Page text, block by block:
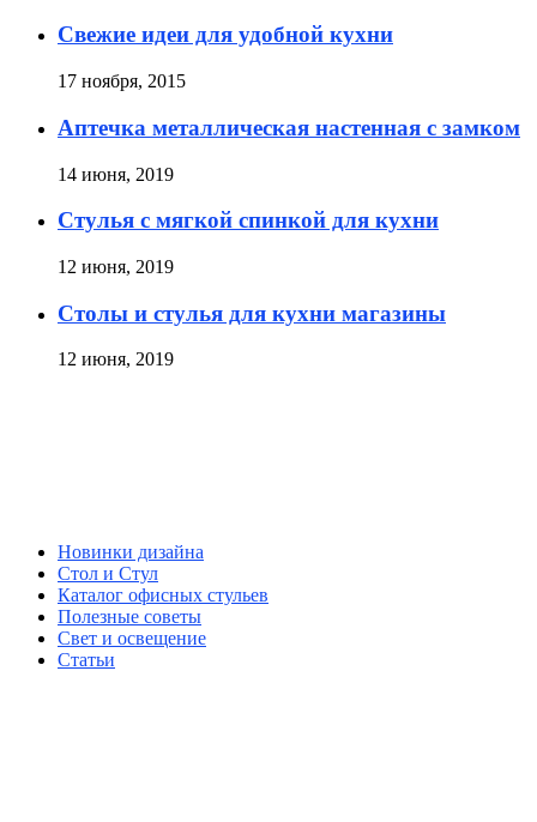
Свежие идеи для удобной кухни
17 ноября, 2015
Аптечка металлическая настенная с замком
14 июня, 2019
Стулья с мягкой спинкой для кухни
12 июня, 2019
Столы и стулья для кухни магазины
12 июня, 2019
Новинки дизайна
Стол и Стул
Каталог офисных стульев
Полезные советы
Свет и освещение
Статьи